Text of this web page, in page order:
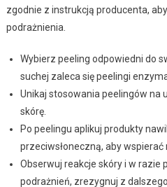
zgodnie z instrukcją producenta,
podrażnienia.
Wybierz peeling odpowiedni do
suchej zaleca się peelingi
Unikaj stosowania peelingów na
skórę.
Po peelingu aplikuj produkty
przeciwsłoneczną, aby wspierać
Obserwuj reakcje skóry i w razie
podrażnień, zrezygnuj z